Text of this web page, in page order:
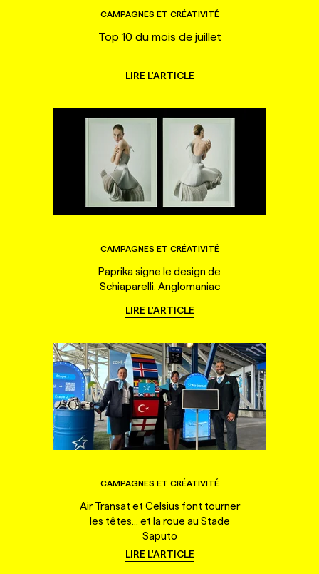
CAMPAGNES ET CRÉATIVITÉ
Top 10 du mois de juillet
LIRE L'ARTICLE
CAMPAGNES ET CRÉATIVITÉ
Paprika signe le design de
Schiaparelli: Anglomaniac
LIRE L'ARTICLE
CAMPAGNES ET CRÉATIVITÉ
Air Transat et Celsius font tourner
les têtes... et la roue au Stade
Saputo
LIRE L'ARTICLE